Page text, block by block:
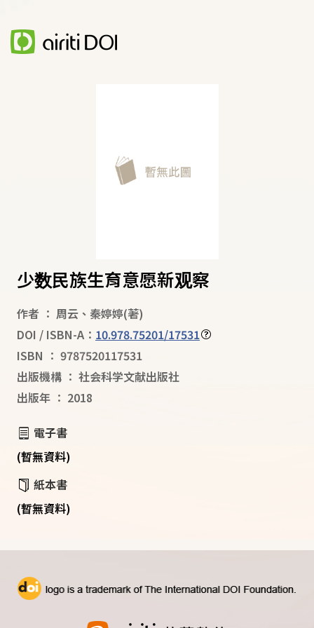
少数民族生育意愿新观察
作者 ： 周云 、 秦婷婷(著)
DOI / ISBN-A： 10.978.75201/17531
ISBN ： 9787520117531
出版機構 ： 社会科学文献出版社
出版年 ： 2018
電子書
(暫無資料)
紙本書
(暫無資料)